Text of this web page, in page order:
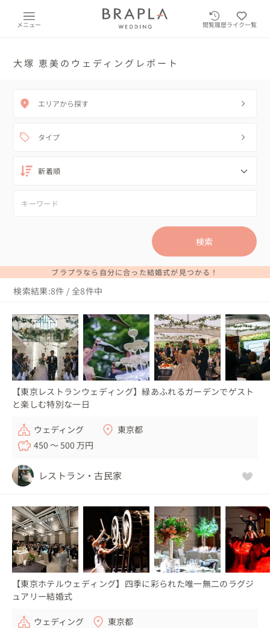
メニュー 閲覧履歴ライク一覧
大塚 恵美のウェディングレポート
エリアから探す
タイプ
検索
ブラプラなら自分に合った結婚式が見つかる！
検索結果:8件 / 全8件中
【東京レストランウェディング】緑あふれるガーデンでゲスト
と楽しむ特別な一日
ウェディング
東京都
450 〜 500 万円
レストラン・古民家
【東京ホテルウェディング】四季に彩られた唯一無二のラグジ
ュアリー結婚式
ウェディング
東京都